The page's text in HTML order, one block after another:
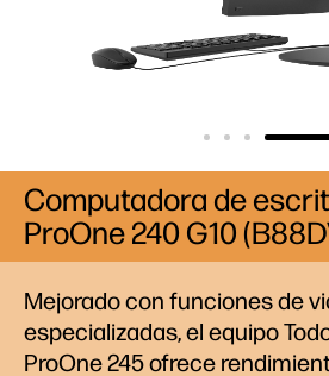
Mejorado con funciones de
especializadas, el equipo
ProOne 245 ofrece
Computadora de
ProOne 240 G10